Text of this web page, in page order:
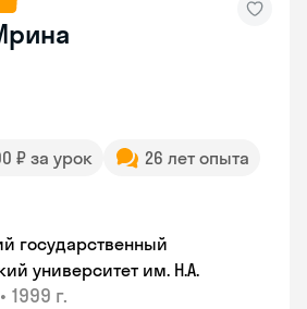
₽ за урок
26 лет опыта
государственный
университет им. Н.А.
• 1999 г.